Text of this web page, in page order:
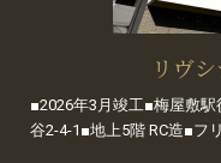
リヴ
■2026年3月竣工■梅屋敷
谷2-4-1■地上5階 RC造■フ